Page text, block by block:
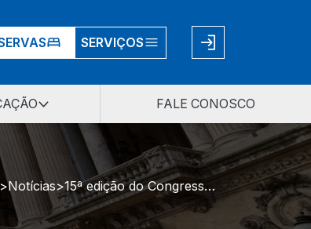
SERVIÇOS
FALE CONOSCO
Notícias 15ª edição do Congresso do Mercosul de Direito de Famílias e Sucessões é realizada em Bento Gonçalves